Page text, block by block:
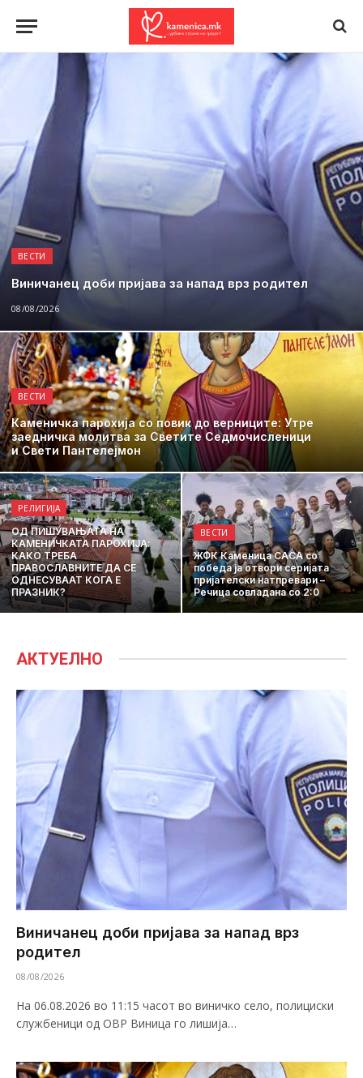
ВЕСТИ
Виничанец доби пријава за напад врз родител
08/08/2026
ВЕСТИ
Каменичка парохија со повик до верниците: Утре
заедничка молитва за Светите Седмочисленици
и Свети Пантелејмон
РЕЛИГИЈА
ОД ПИШУВАЊАТА НА
КАМЕНИЧКАТА ПАРОХИЈА:
КАКО ТРЕБА
ПРАВОСЛАВНИТЕ ДА СЕ
ОДНЕСУВААТ КОГА Е
ПРАЗНИК?
ВЕСТИ
ЖФК Каменица САСА со
победа ја отвори серијата
пријателски натпревари –
Речица совладана со 2:0
АКТУЕЛНО
Виничанец доби пријава за напад врз
родител
08/08/2026
На 06.08.2026 во 11:15 часот во виничко село, полициски
службеници од ОВР Виница го лишија…